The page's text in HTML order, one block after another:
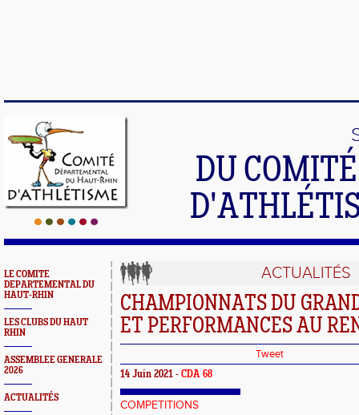
DU
LE COMITE
DEPARTEMENTAL DU
HAUT-RHIN
LES CLUBS DU HAUT
RHIN
ASSEMBLEE GENERALE
2026
ACTUALITÉS
ACTUALITÉS
CHAMPIONNATS DU
ET PERFORMANCES AU
Tweet
14 Juin 2021 - CDA 68
COMPETITIONS